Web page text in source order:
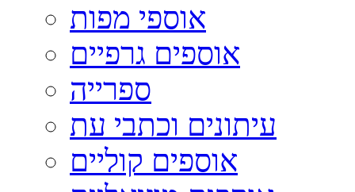
אוספי מפות
אוספים גרפיים
ספרייה
עיתונים וכתבי עת
אוספים קוליים